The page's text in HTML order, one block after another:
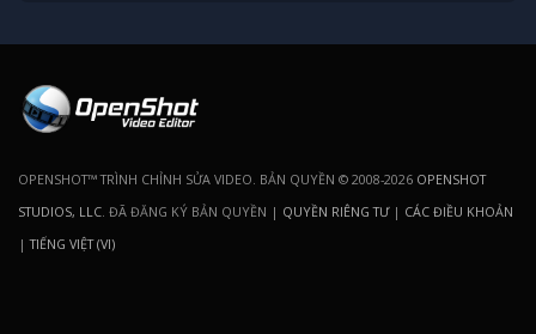
OPENSHOT™ TRÌNH CHỈNH SỬA VIDEO. BẢN QUYỀN © 2008-2026 OPENSHOT
STUDIOS, LLC . ĐÃ ĐĂNG KÝ BẢN QUYỀN | QUYỀN RIÊNG TƯ| CÁC ĐIỀU KHOẢN
|TIẾNG VIỆT (VI)